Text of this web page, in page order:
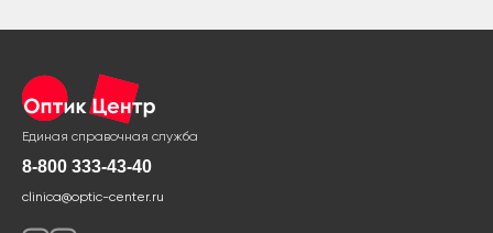
Единая справочная служба
8-800 333-43-40
clinica@optic-center.ru